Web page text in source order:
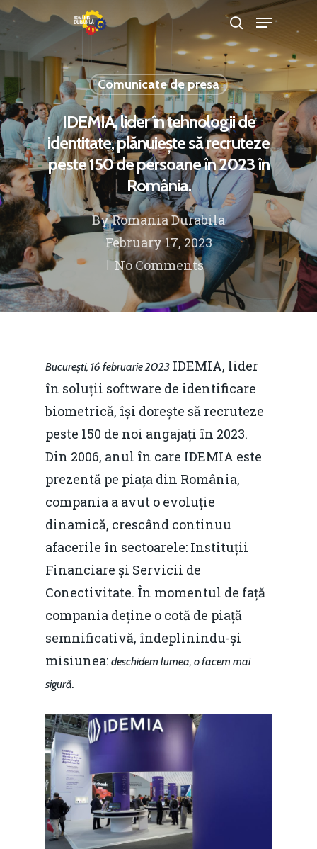
Hit enter to search or ESC to close
Comunicate de presa
IDEMIA, lider în tehnologii de
identitate, plănuiește să recruteze
peste 150 de persoane în 2023 în
România.
ByRomania Durabila
February 17, 2023
No Comments
București, 16 februarie 2023 IDEMIA, lider
în soluții software de identificare
biometrică, își dorește să recruteze
peste 150 de noi angajați în 2023.
Din 2006, anul în care IDEMIA este
prezentă pe piața din România,
compania a avut o evoluție
dinamică, crescând continuu
afacerile în sectoarele: Instituții
Financiare și Servicii de
Conectivitate. În momentul de față
compania deține o cotă de piață
semnificativă, îndeplinindu-și
misiunea: deschidem lumea, o facem mai
sigură.